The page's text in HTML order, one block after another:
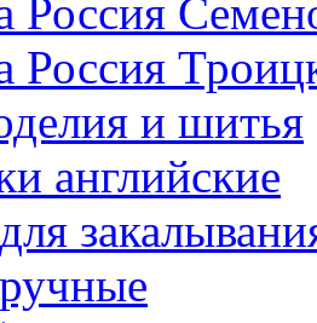
Россия
Россия
и шитья
английские